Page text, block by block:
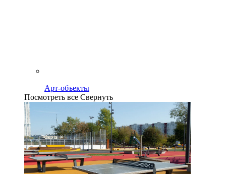
Арт-объекты
Посмотреть все Свернуть